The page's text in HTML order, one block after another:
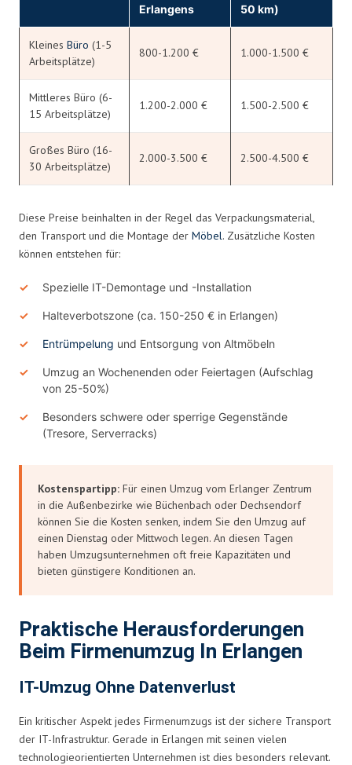
Erlangens
50 km)
Kleines Büro (1-5
Arbeitsplätze)
800-1.200 € 1.000-1.500 €
Mittleres Büro (6-
15 Arbeitsplätze)
1.200-2.000 € 1.500-2.500 €
Großes Büro (16-
30 Arbeitsplätze)
2.000-3.500 € 2.500-4.500 €
Diese Preise beinhalten in der Regel das Verpackungsmaterial,
den Transport und die Montage der Möbel. Zusätzliche Kosten
können entstehen für:
Spezielle IT-Demontage und -Installation
Halteverbotszone (ca. 150-250 € in Erlangen)
Entrümpelung und Entsorgung von Altmöbeln
Umzug an Wochenenden oder Feiertagen (Aufschlag
von 25-50%)
Besonders schwere oder sperrige Gegenstände
(Tresore, Serverracks)
Kostenspartipp: Für einen Umzug vom Erlanger Zentrum
in die Außenbezirke wie Büchenbach oder Dechsendorf
können Sie die Kosten senken, indem Sie den Umzug auf
einen Dienstag oder Mittwoch legen. An diesen Tagen
haben Umzugsunternehmen oft freie Kapazitäten und
bieten günstigere Konditionen an.
Praktische Herausforderungen
Beim Firmenumzug In Erlangen
IT-Umzug Ohne Datenverlust
Ein kritischer Aspekt jedes Firmenumzugs ist der sichere Transport
der IT-Infrastruktur. Gerade in Erlangen mit seinen vielen
technologieorientierten Unternehmen ist dies besonders relevant.